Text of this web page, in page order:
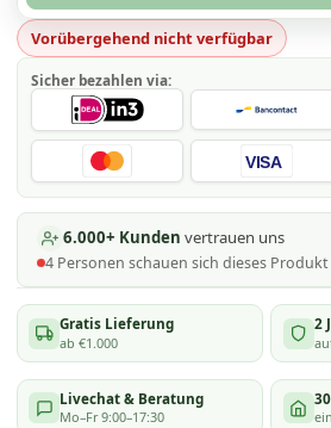
Vorübergehend nicht verfügbar
Sicher bezahlen via:
VISA
6.000+ Kunden vertrauen uns
4 Personen schauen sich dieses Produkt
Gratis Lieferung
ab €1.000
2
Livechat & Beratung
Mo–Fr 9:00–17:30